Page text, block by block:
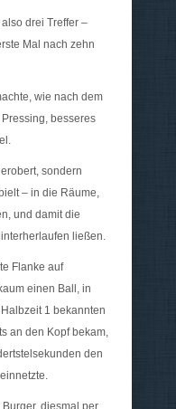
drei Treffer –
Mal nach zehn
wie nach dem
besseres
sondern
– in die Räume,
und damit die
ließen.
Flanke auf
einen Ball, in
1 bekannten
an den Kopf bekam,
den
diesmal per